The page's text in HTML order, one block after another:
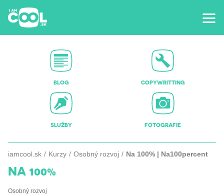
BLOG COPYWRITTING
SLUŽBY FOTOGRAFIE
iamcool.sk Kurzy Osobný rozvoj Na 100% | Na100percent
NA 100%
Osobný rozvoj